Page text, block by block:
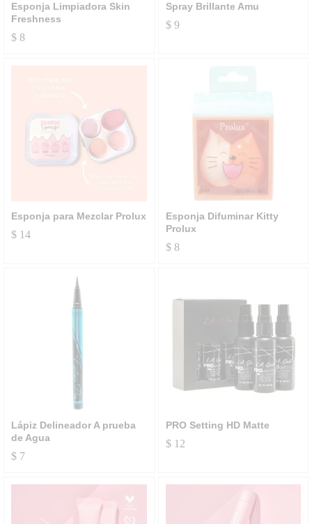
Esponja Limpiadora Skin
Freshness
$ 8
Spray Brillante Amu
$9
Esponja para Mezclar Prolux
$ 14
Esponja Difuminar Kitty
Prolux
$8
Lápiz Delineador A prueba
de Agua
$ 7
PRO Setting HD Matte
$12